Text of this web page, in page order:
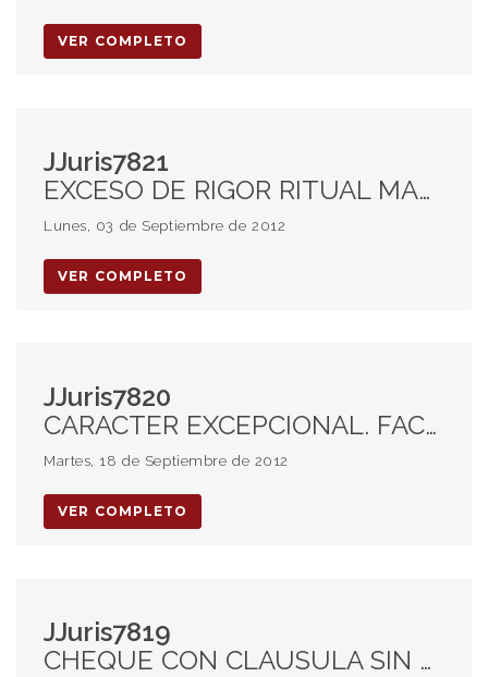
VER COMPLETO
JJuris7821
EXCESO DE RIGOR RITUAL MANIFIESTO. TRASLADO AL REQUIRENTE. SENTENCIA NULA.
Lunes, 03 de Septiembre de 2012
VER COMPLETO
JJuris7820
CARACTER EXCEPCIONAL. FACULTAD DE RECHAZAR LIMINARMENTE. PRECLUSION.
Martes, 18 de Septiembre de 2012
VER COMPLETO
JJuris7819
CHEQUE CON CLAUSULA SIN PROTESTO. ADULTERACION DEL IMPORTE. OBLIGACION CAMBIARIA. ABUSO DE FIRMA EN BLANCO. VENCIMIENTO PLAZO DE INTEGRACION. DOCUMENTO SIMPLE QUIROGRAFO.